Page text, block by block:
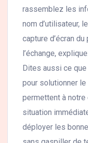
rassemblez les
nom d’utilisateur,
capture d’écran
l’échange,
Dites aussi ce
pour solutionner
permettent à
situation
déployer les